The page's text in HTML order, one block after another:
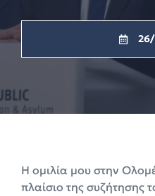
Η ομιλία μου στην
πλαίσιο της συζήτησης